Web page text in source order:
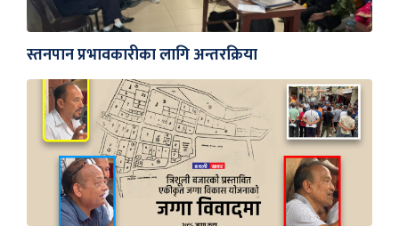
स्तनपान प्रभावकारीका लागि अन्तरक्रिया